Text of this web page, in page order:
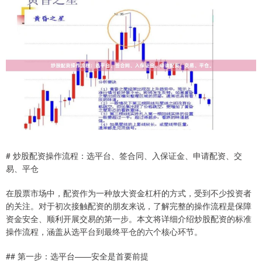
# 炒股配资操作流程：选平台、签合同、入保证金、申请配资、交
易、平仓
在股票市场中，配资作为一种放大资金杠杆的方式，受到不少投资者
的关注。对于初次接触配资的朋友来说，了解完整的操作流程是保障
资金安全、顺利开展交易的第一步。本文将详细介绍炒股配资的标准
操作流程，涵盖从选平台到最终平仓的六个核心环节。
## 第一步：选平台——安全是首要前提